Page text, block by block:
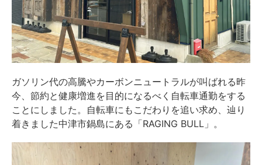
ガソリン代の高騰やカーボンニュートラルが叫ばれる昨
今、節約と健康増進を目的になるべく自転車通勤をする
ことにしました。自転車にもこだわりを追い求め、辿り
着きました中津市鍋島にある「RAGING BULL」。